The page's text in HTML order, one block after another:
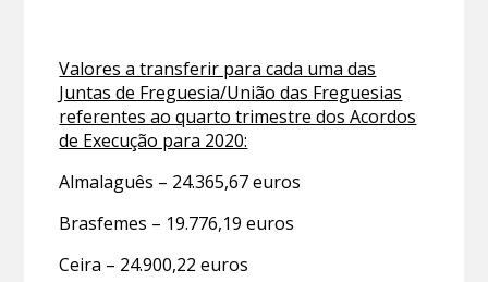
Valores a transferir para cada uma das
Juntas de Freguesia/União das Freguesias
referentes ao quarto trimestre dos Acordos
de Execução para 2020:
Almalaguês – 24.365,67 euros
Brasfemes – 19.776,19 euros
Ceira – 24.900,22 euros